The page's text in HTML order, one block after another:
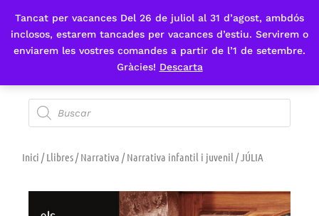
Tancat per vacances Del 26 de juliol al 31 d’agost, ambdós
inclosos, estarem tancades per vacances d’estiu. Servirem o
enviarem les vostres comandes a partir de l’1 de setembre.
Gràcies! Descarta
Fes-te'n sòcia
Inici /Llibres/Narrativa /Narrativa infantil i juvenil / JÚLIA